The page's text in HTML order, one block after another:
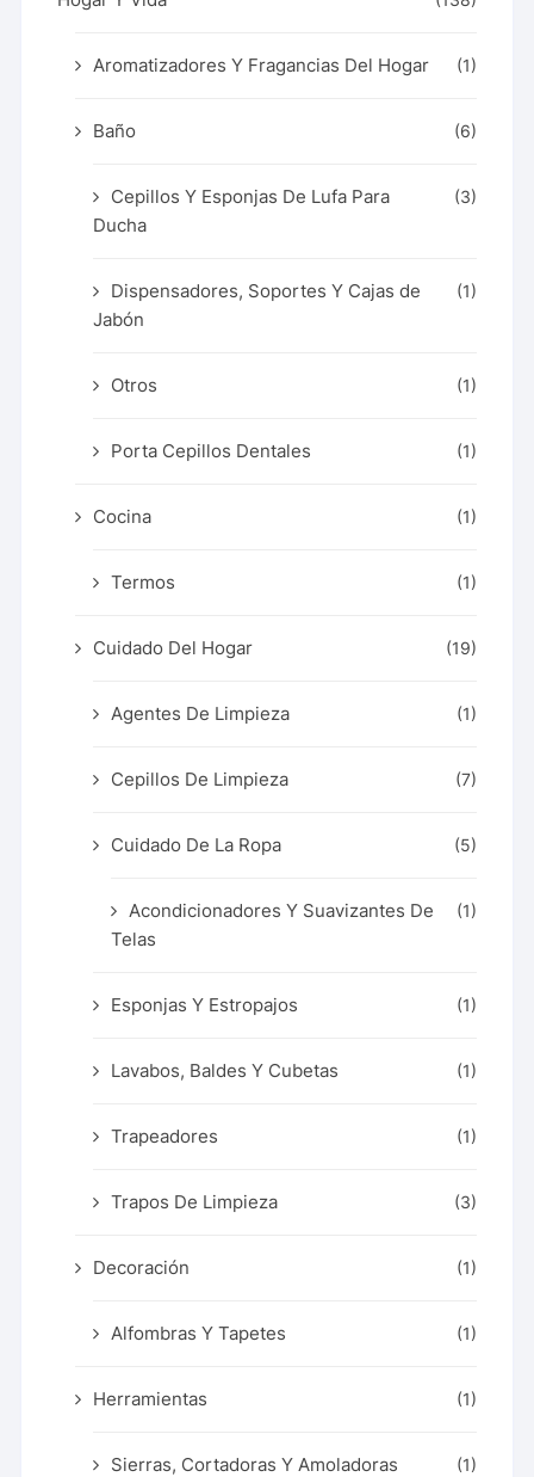
Aromatizadores Y Fragancias Del Hogar (1)
Baño (6)
Cepillos Y Esponjas De Lufa Para
Ducha
(3)
Dispensadores, Soportes Y Cajas de
Jabón
(1)
Otros (1)
Porta Cepillos Dentales (1)
Cocina (1)
Termos (1)
Cuidado Del Hogar (19)
Agentes De Limpieza (1)
Cepillos De Limpieza (7)
Cuidado De La Ropa (5)
Acondicionadores Y Suavizantes De
Telas
(1)
Esponjas Y Estropajos (1)
Lavabos, Baldes Y Cubetas (1)
Trapeadores (1)
Trapos De Limpieza (3)
Decoración (1)
Alfombras Y Tapetes (1)
Herramientas (1)
Sierras, Cortadoras Y Amoladoras (1)